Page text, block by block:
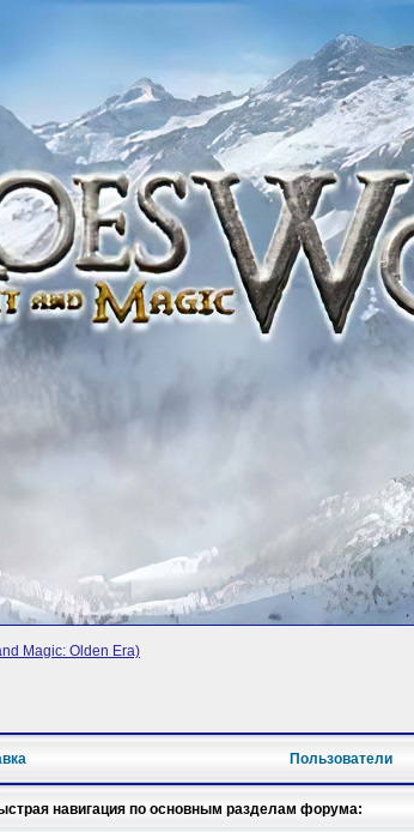
Magic: Olden Era)
Пользователи
навигация по основным разделам форума: